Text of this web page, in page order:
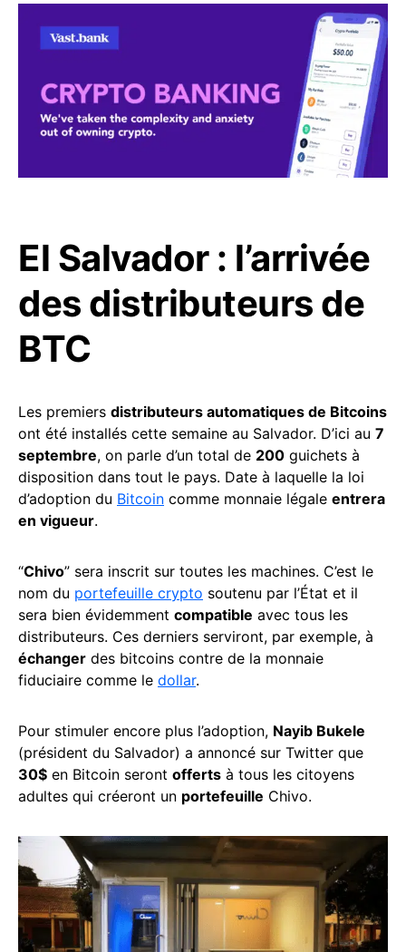
El Salvador : l’arrivée
des distributeurs de
BTC
Les premiers distributeurs automatiques de Bitcoins
ont été installés cette semaine au Salvador. D’ici au 7
septembre, on parle d’un total de 200 guichets à
disposition dans tout le pays. Date à laquelle la loi
d’adoption du Bitcoin comme monnaie légale entrera
en vigueur.
“Chivo” sera inscrit sur toutes les machines. C’est le
nom du portefeuille crypto soutenu par l’État et il
sera bien évidemment compatible avec tous les
distributeurs. Ces derniers serviront, par exemple, à
échanger des bitcoins contre de la monnaie
fiduciaire comme le dollar.
Pour stimuler encore plus l’adoption, Nayib Bukele
(président du Salvador) a annoncé sur Twitter que
30$ en Bitcoin seront offerts à tous les citoyens
adultes qui créeront un portefeuille Chivo.